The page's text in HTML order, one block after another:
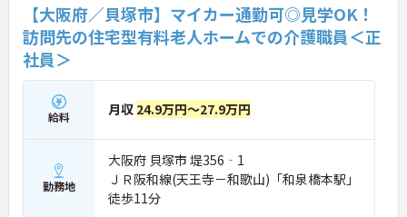
【大阪府／貝塚市】マイカー通勤可◎見学OK！
訪問先の住宅型有料老人ホームでの介護職員＜正
社員＞
給料 月収 24.9万円～27.9万円
勤務地
大阪府 貝塚市 堤356‐1
ＪＲ阪和線(天王寺－和歌山)「和泉橋本駅」
徒歩11分